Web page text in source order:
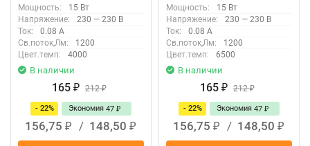
Мощность:
15 Вт
Напряжение:
230 — 230 В
Ток:
0.08 А
Св.поток,Лм:
1200
Цвет.темп:
4000
В наличии
165 ₽ 212₽
- 22% Экономия 47 ₽
156,75 ₽ / 148,50 ₽
Мощность:
15 Вт
Напряжение:
230 — 230 В
Ток:
0.08 А
Св.поток,Лм:
1200
Цвет.темп:
6500
В наличии
165 ₽ 212₽
- 22% Экономия 47 ₽
156,75 ₽ / 148,50 ₽